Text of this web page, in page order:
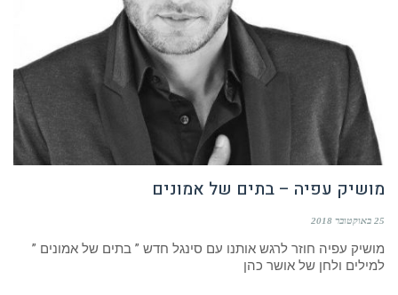
מושיק עפיה – בתים של אמונים
25 באוקטובר 2018
מושיק עפיה חוזר לרגש אותנו עם סינגל חדש ” בתים של אמונים ”
למילים ולחן של אושר כהן